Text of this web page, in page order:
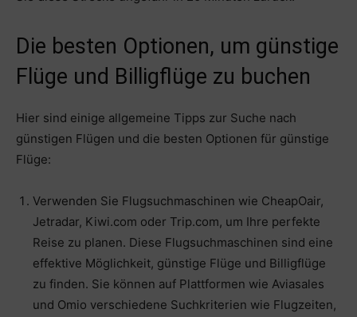
Die besten Optionen, um günstige
Flüge und Billigflüge zu buchen
Hier sind einige allgemeine Tipps zur Suche nach
günstigen Flügen und die besten Optionen für günstige
Flüge:
Verwenden Sie Flugsuchmaschinen wie CheapOair,
Jetradar, Kiwi.com oder Trip.com, um Ihre perfekte
Reise zu planen. Diese Flugsuchmaschinen sind eine
effektive Möglichkeit, günstige Flüge und Billigflüge
zu finden. Sie können auf Plattformen wie Aviasales
und Omio verschiedene Suchkriterien wie Flugzeiten,